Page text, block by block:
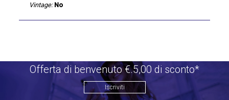
Vintage: No
Offerta di benvenuto €.5,00 di sconto*
Iscriviti